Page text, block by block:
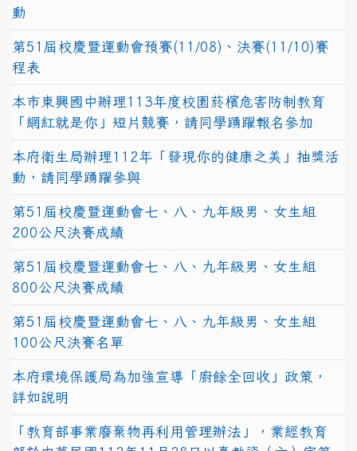
動
第51屆校慶暨運動會預賽(11/08)、決賽(11/10)賽
程表
本市東興國中辦理113年度校園菸檳危害防制教育
「網紅就是你」短片競賽，請同學踴躍報名參加
本府衛生局辦理112年「發現你的健康之美」抽獎活
動，請同學踴躍參與
第51屆校慶暨運動會七、八、九年級男、女生組
200公尺決賽成績
第51屆校慶暨運動會七、八、九年級男、女生組
800公尺決賽成績
第51屆校慶暨運動會七、八、九年級男、女生組
100公尺決賽名單
本府環境保護局為加強宣導「廚餘全回收」政策，
詳如說明
「教育部事業廢棄物再利用管理辦法」，業經教育